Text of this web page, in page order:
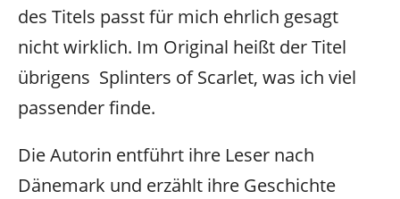
des Titels passt für mich ehrlich gesagt
nicht wirklich. Im Original heißt der Titel
übrigens Splinters of Scarlet, was ich viel
passender finde.
Die Autorin entführt ihre Leser nach
Dänemark und erzählt ihre Geschichte